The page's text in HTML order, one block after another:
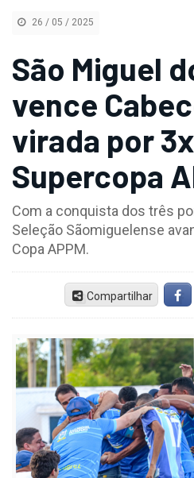
26 / 05 / 2025
São Miguel
vence
virada por
Supercopa
Com a conquista dos três
Seleção Sãomiguelense
Copa APPM.
Compartilhar